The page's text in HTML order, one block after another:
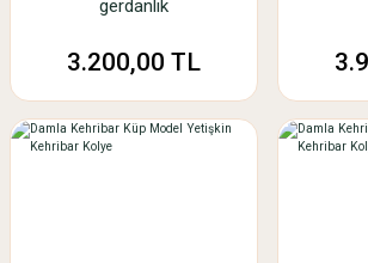
gerdanlık
3.200,00 TL